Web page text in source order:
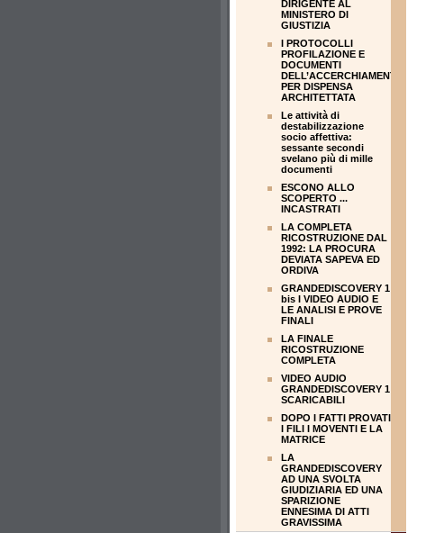
DIRIGENTE AL
MINISTERO DI
GIUSTIZIA
I PROTOCOLLI
PROFILAZIONE E
DOCUMENTI
DELL’ACCERCHIAMENTO
PER DISPENSA
ARCHITETTATA
Le attività di
destabilizzazione
socio affettiva:
sessante secondi
svelano più di mille
documenti
ESCONO ALLO
SCOPERTO ...
INCASTRATI
LA COMPLETA
RICOSTRUZIONE DAL
1992: LA PROCURA
DEVIATA SAPEVA ED
ORDIVA
GRANDEDISCOVERY 1
bis I VIDEO AUDIO E
LE ANALISI E PROVE
FINALI
LA FINALE
RICOSTRUZIONE
COMPLETA
VIDEO AUDIO
GRANDEDISCOVERY 1
SCARICABILI
DOPO I FATTI PROVATI
I FILI I MOVENTI E LA
MATRICE
LA
GRANDEDISCOVERY
AD UNA SVOLTA
GIUDIZIARIA ED UNA
SPARIZIONE
ENNESIMA DI ATTI
GRAVISSIMA